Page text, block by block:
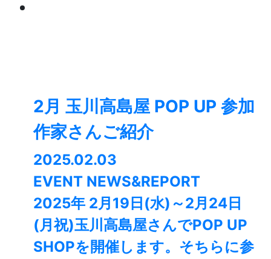
2月 玉川高島屋 POP UP 参加
作家さんご紹介
2025.02.03
EVENT NEWS&REPORT
2025年 2月19日(水)～2月24日
(月祝)玉川高島屋さんでPOP UP
SHOPを開催します。そちらに参